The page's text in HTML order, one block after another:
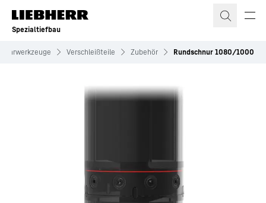
Zum Inhalt springen
Spezialtiefbau
Bohrwerkzeuge Verschleißteile Zubehör Rundschnur 1080/1000